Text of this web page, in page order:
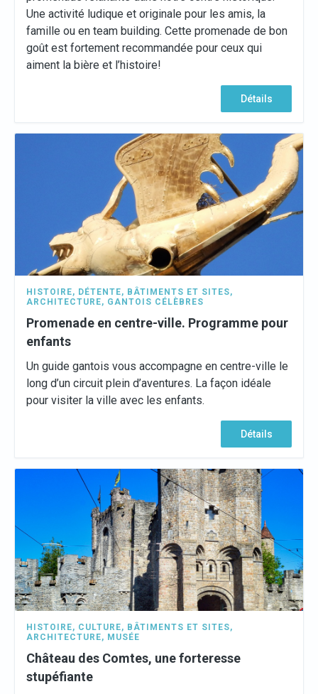
Une activité ludique et originale pour les amis, la
famille ou en team building. Cette promenade de bon
goût est fortement recommandée pour ceux qui
aiment la bière et l’histoire!
Détails
HISTOIRE, DÉTENTE, BÂTIMENTS ET SITES,
ARCHITECTURE, GANTOIS CÉLÈBRES
Promenade en centre-ville. Programme pour
enfants
Un guide gantois vous accompagne en centre-ville le
long d’un circuit plein d’aventures. La façon idéale
pour visiter la ville avec les enfants.
Détails
HISTOIRE, CULTURE, BÂTIMENTS ET SITES,
ARCHITECTURE, MUSÉE
Château des Comtes, une forteresse
stupéfiante